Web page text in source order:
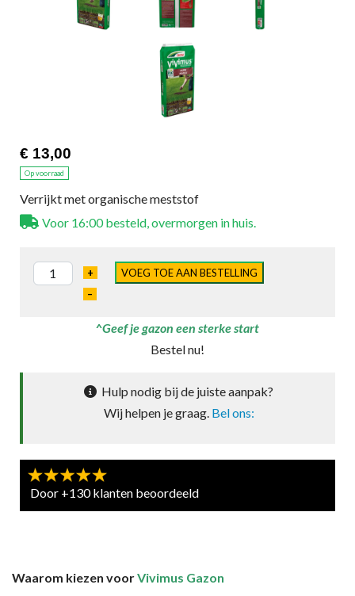
€ 13,00
Op voorraad
Verrijkt met organische meststof
Voor 16:00 besteld, overmorgen in huis.
+
–
VOEG TOE AAN BESTELLING
^Geef je gazon een sterke start
Bestel nu!
Hulp nodig bij de juiste aanpak?
Wij helpen je graag. Bel ons:
Door +130 klanten beoordeeld
Waarom kiezen voorVivimus Gazon